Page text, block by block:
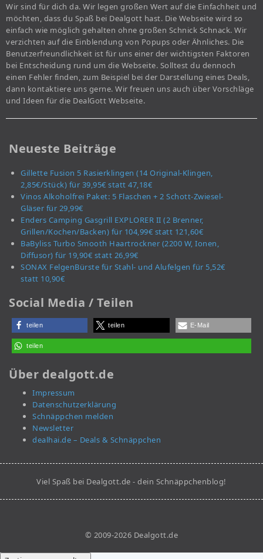
Wir sind für dich da. Wir legen großen Wert auf die Einfachheit und
möchten, dass du Spaß bei Dealgott hast. Die Webseite wird so
einfach wie möglich gehalten ohne großen Schnick Schnack. Wir
verzichten auf die Einblendung von Popups oder Ähnliches. Die
Benutzerfreundlichkeit ist für uns einer der wichtigsten Faktoren
bei Entscheidung rund um die Webseite. Solltest du dennoch
einen Fehler finden, zum Beispiel bei der Darstellung eines Deals,
dann kontaktiere uns gerne. Wir freuen uns auch über Vorschläge
und Ideen für die DealGott Webseite.
Neueste Beiträge
Gillette Fusion 5 Rasierklingen (14 Original-Klingen,
2,85€/Stück) für 39,95€ statt 47,18€
Vinos Alkoholfrei Paket: 5 Flaschen + 2 Schott-Zwiesel-
Gläser für 29,99€
Enders Camping Gasgrill EXPLORER II (2 Brenner,
Grillen/Kochen/Backen) für 104,99€ statt 121,60€
BaByliss Turbo Smooth Haartrockner (2200 W, Ionen,
Diffusor) für 19,90€ statt 26,99€
SONAX FelgenBürste für Stahl- und Alufelgen für 5,52€
statt 10,90€
Social Media / Teilen
teilen teilen E-Mail
teilen
Über dealgott.de
Impressum
Datenschutzerklärung
Schnäppchen melden
Newsletter
dealhai.de – Deals & Schnäppchen
Viel Spaß bei Dealgott.de - dein Schnäppchenblog!
© 2009-2026 Dealgott.de